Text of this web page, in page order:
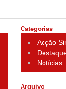
Categorias
Acção
Notícias
Arquivo